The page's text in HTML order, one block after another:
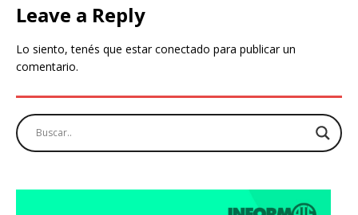
Leave a Reply
Lo siento, tenés que estarconectado para publicar un
comentario.